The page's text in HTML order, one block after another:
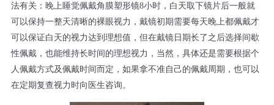
法有关：晚上睡觉佩戴角膜塑形镜8小时，白天取下镜片后一般就
可以保持一整天清晰的裸眼视力，戴镜初期需要每天晚上都佩戴才
可以保证白天的视力达到理想值，但在戴镜日期长了之后选择间歇
性佩戴，也能维持长时间的理想视力，当然，具体还是需要根据个
人佩戴方式及佩戴时间而定，如果拿不准自己的佩戴周期，也可以
在定期复查视力时向医生咨询。